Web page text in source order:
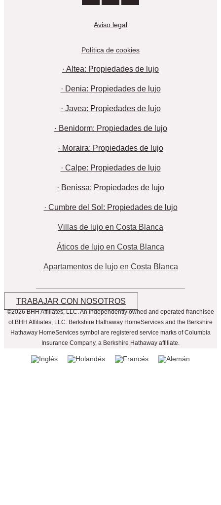
Aviso legal
Política de cookies
· Altea: Propiedades de lujo
· Denia: Propiedades de lujo
· Javea: Propiedades de lujo
· Benidorm: Propiedades de lujo
· Moraira: Propiedades de lujo
· Calpe: Propiedades de lujo
· Benissa: Propiedades de lujo
· Cumbre del Sol: Propiedades de lujo
Villas de lujo en Costa Blanca
Áticos de lujo en Costa Blanca
Apartamentos de lujo en Costa Blanca
TRABAJAR CON NOSOTROS
©2026 BHH Affiliates, LLC. An independently owned and operated franchisee
of BHH Affiliates, LLC. Berkshire Hathaway HomeServices and the Berkshire
Hathaway HomeServices symbol are registered service marks of Columbia
Insurance Company, a Berkshire Hathaway affiliate.